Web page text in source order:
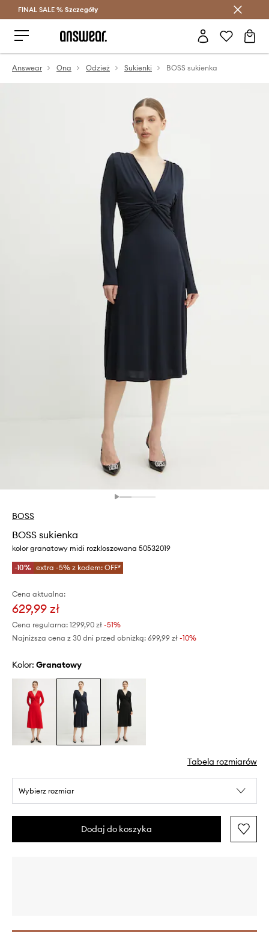
Oszczędzaj z Answear Club >
FINAL SALE % Szczegóły
Answear Ona Odzież Sukienki BOSS sukienka
BOSS
BOSS sukienka
kolor granatowy midi rozkloszowana 50532019
-10% extra -5% z kodem: OFF*
Cena aktualna:
629,99 zł
Cena regularna: 1299,90 zł -51%
Najniższa cena z 30 dni przed obniżką: 699,99 zł -10%
Kolor: granatowy
Tabela rozmiarów
Wybierz rozmiar
Dodaj do koszyka